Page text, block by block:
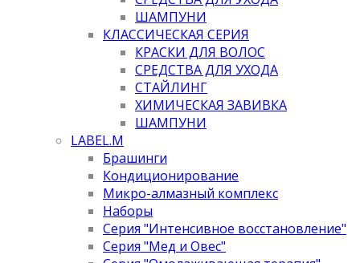
ШАМПУНИ
КЛАССИЧЕСКАЯ СЕРИЯ
КРАСКИ ДЛЯ ВОЛОС
СРЕДСТВА ДЛЯ УХОДА
СТАЙЛИНГ
ХИМИЧЕСКАЯ ЗАВИВКА
ШАМПУНИ
LABEL.M
Брашинги
Кондиционирование
Микро-алмазный комплекс
Наборы
Серия "Интенсивное восстановление"
Серия "Мед и Овес"